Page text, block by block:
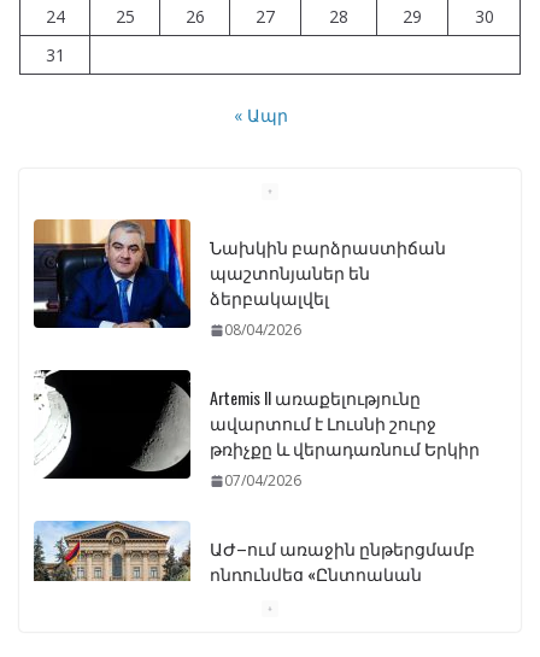
24
25 26 27 28 29
30
31
« Ապր
Նախկին բարձրաստիճան
պաշտոնյաներ են
ձերբակալվել
08/04/2026
Artemis II առաքելությունը
ավարտում է Լուսնի շուրջ
թռիչքը և վերադառնում Երկիր
07/04/2026
ԱԺ–ում առաջին ընթերցմամբ
ընդունվեց «Ընտրական